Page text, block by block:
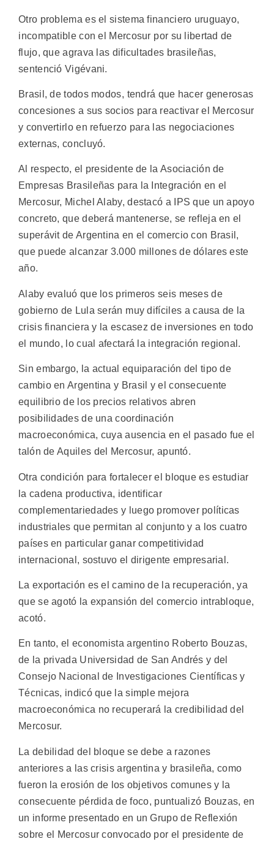
Otro problema es el sistema financiero uruguayo,
incompatible con el Mercosur por su libertad de
flujo, que agrava las dificultades brasileñas,
sentenció Vigévani.
Brasil, de todos modos, tendrá que hacer generosas
concesiones a sus socios para reactivar el Mercosur
y convertirlo en refuerzo para las negociaciones
externas, concluyó.
Al respecto, el presidente de la Asociación de
Empresas Brasileñas para la Integración en el
Mercosur, Michel Alaby, destacó a IPS que un apoyo
concreto, que deberá mantenerse, se refleja en el
superávit de Argentina en el comercio con Brasil,
que puede alcanzar 3.000 millones de dólares este
año.
Alaby evaluó que los primeros seis meses de
gobierno de Lula serán muy difíciles a causa de la
crisis financiera y la escasez de inversiones en todo
el mundo, lo cual afectará la integración regional.
Sin embargo, la actual equiparación del tipo de
cambio en Argentina y Brasil y el consecuente
equilibrio de los precios relativos abren
posibilidades de una coordinación
macroeconómica, cuya ausencia en el pasado fue el
talón de Aquiles del Mercosur, apuntó.
Otra condición para fortalecer el bloque es estudiar
la cadena productiva, identificar
complementariedades y luego promover políticas
industriales que permitan al conjunto y a los cuatro
países en particular ganar competitividad
internacional, sostuvo el dirigente empresarial.
La exportación es el camino de la recuperación, ya
que se agotó la expansión del comercio intrabloque,
acotó.
En tanto, el economista argentino Roberto Bouzas,
de la privada Universidad de San Andrés y del
Consejo Nacional de Investigaciones Científicas y
Técnicas, indicó que la simple mejora
macroeconómica no recuperará la credibilidad del
Mercosur.
La debilidad del bloque se debe a razones
anteriores a las crisis argentina y brasileña, como
fueron la erosión de los objetivos comunes y la
consecuente pérdida de foco, puntualizó Bouzas, en
un informe presentado en un Grupo de Reflexión
sobre el Mercosur convocado por el presidente de